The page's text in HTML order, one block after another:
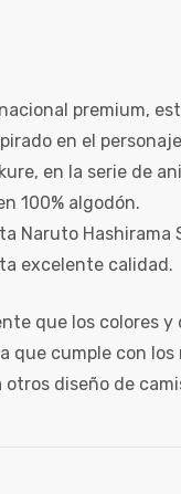
premium,
en el
en la serie de
100% algodón.
Naruto Hashirama
excelente calidad.
que los colores
que cumple con
otros diseño de